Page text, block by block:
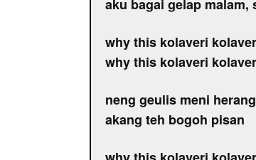
aku bagai gelap
why this kolaveri
why this kolaveri
neng geulis meni
akang teh bogoh pisan